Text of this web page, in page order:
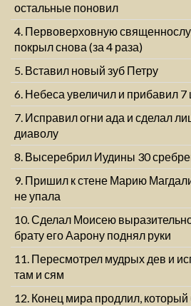
остальные поновил
4. Первоверховную
покрыл снова (за 4 раза)
5. Вставил новый зуб Петру
6. Небеса увеличил и прибавил 7
7. Исправил огни ада и сделал
диаволу
8. Высеребрил Иудины 30
9. Пришил к стене Марию
не упала
10. Сделал Моисею
брату его Аарону поднял руки
11. Пересмотрел мудрых дев и
там и сям
12. Конец мира продлил, который